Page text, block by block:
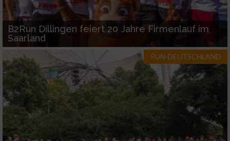
B2Run Dillingen feiert 20 Jahre Firmenlauf im
Saarland
RUN-DEUTSCHLAND
Verwendung genauer Standortdaten
Geräte anhand von aktiv angeforderten
Informationen identifizieren
Nicht-IAB-Verarbeitungszwecke:
Notwendig
Performance